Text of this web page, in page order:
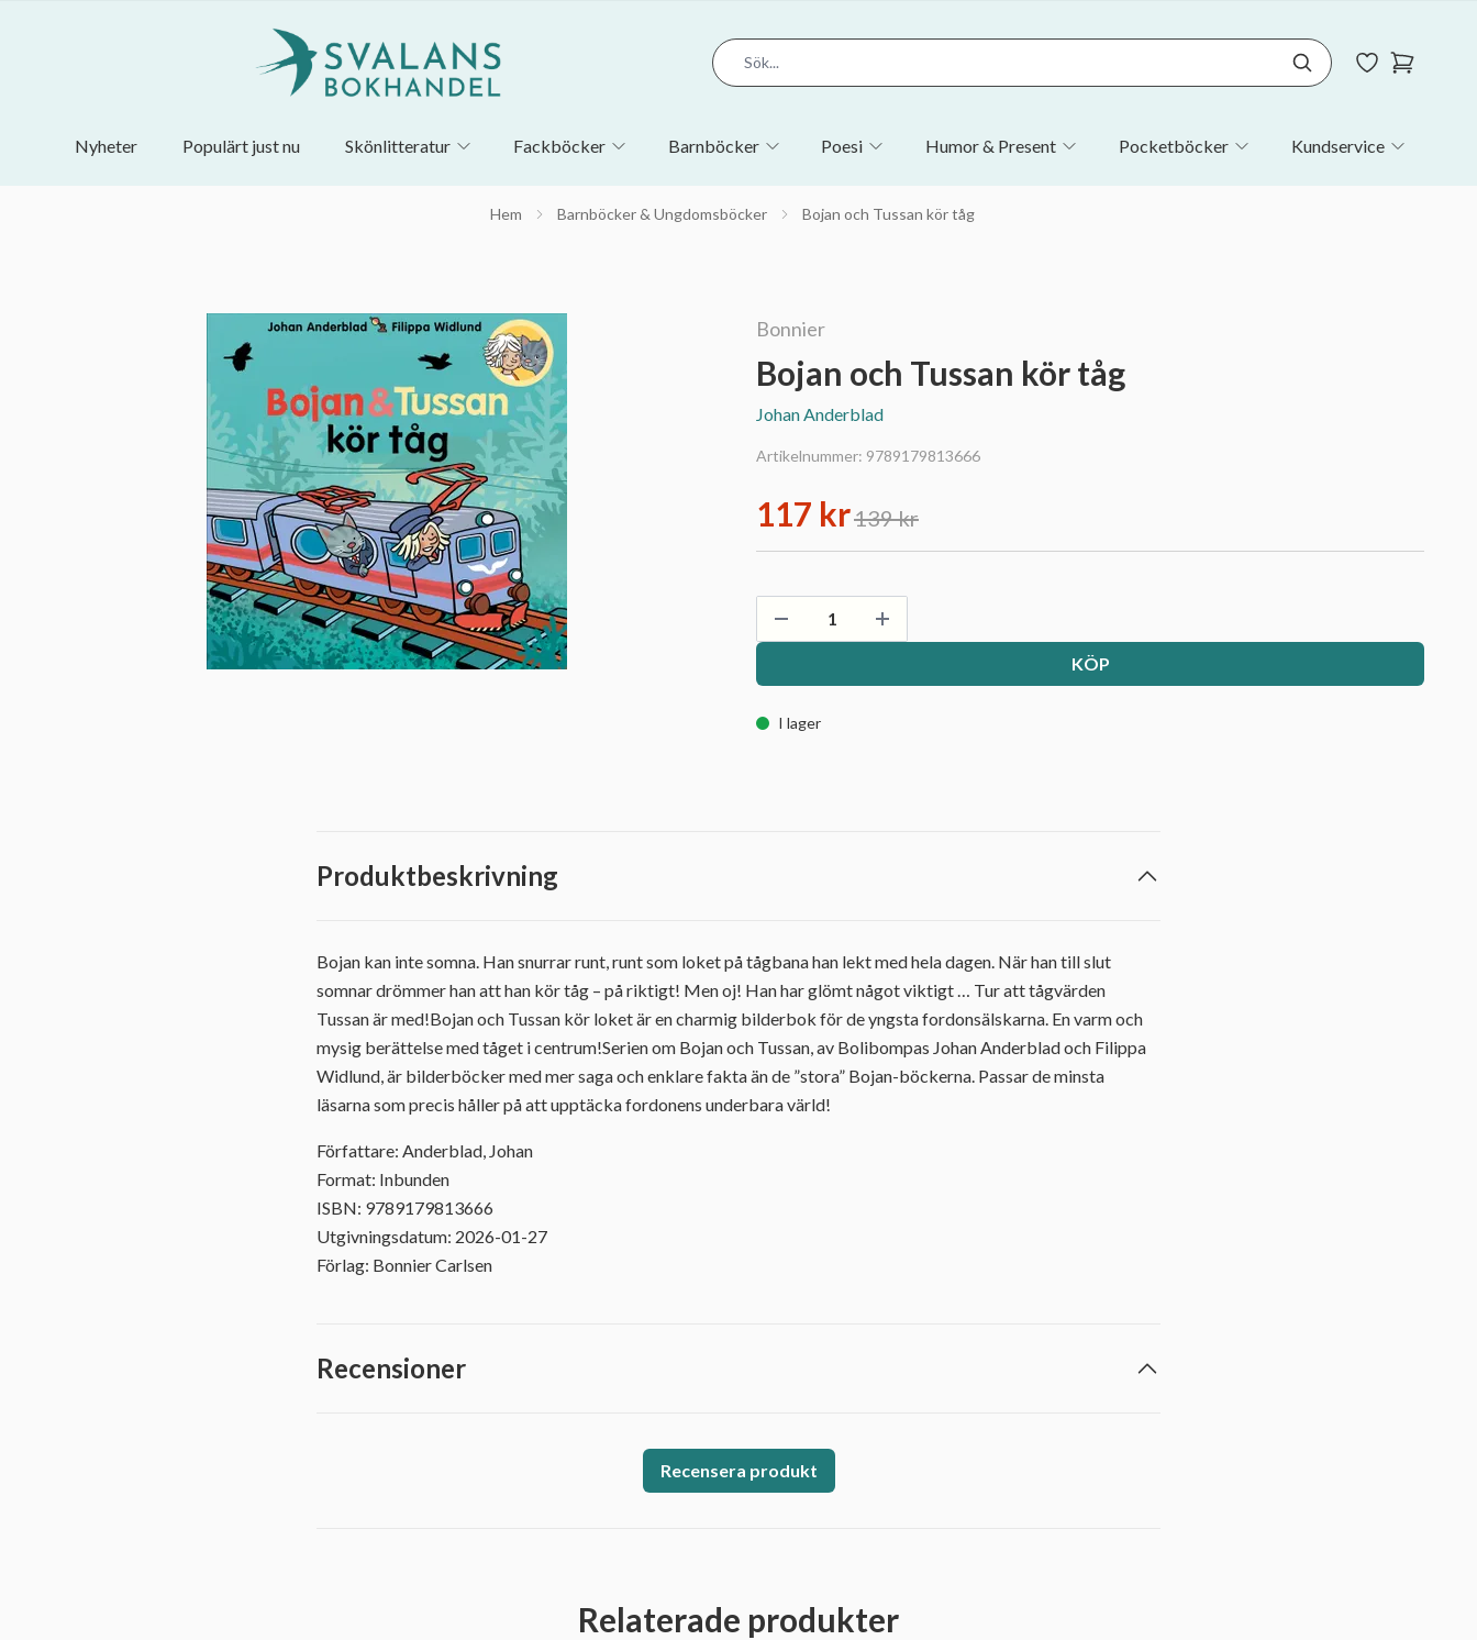
Nyheter Populärt just nu Skönlitteratur Fackböcker Barnböcker Poesi Humor & Present Pocketböcker Kundservice
Hem Barnböcker & Ungdomsböcker Bojan och Tussan kör tåg
Bonnier
Bojan och Tussan kör tåg
Johan Anderblad
Artikelnummer: 9789179813666
117 kr139 kr
KÖP
I lager
Produktbeskrivning
Bojan kan inte somna. Han snurrar runt, runt som loket på tågbana han lekt med hela dagen. När han till slut
somnar drömmer han att han kör tåg – på riktigt! Men oj! Han har glömt något viktigt … Tur att tågvärden
Tussan är med!Bojan och Tussan kör loket är en charmig bilderbok för de yngsta fordonsälskarna. En varm och
mysig berättelse med tåget i centrum!Serien om Bojan och Tussan, av Bolibompas Johan Anderblad och Filippa
Widlund, är bilderböcker med mer saga och enklare fakta än de ”stora” Bojan-böckerna. Passar de minsta
läsarna som precis håller på att upptäcka fordonens underbara värld!
Författare: Anderblad, Johan
Format: Inbunden
ISBN: 9789179813666
Utgivningsdatum: 2026-01-27
Förlag: Bonnier Carlsen
Recensioner
Recensera produkt
Relaterade produkter